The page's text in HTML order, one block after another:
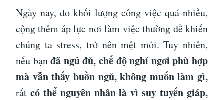
Ngày nay, do khối lượng công việc quá nhiều,
cộng thêm áp lực nơi làm việc thường dễ khiến
chúng ta stress, trở nên mệt mỏi. Tuy nhiên,
nếu bạnđã ngủ đủ, chế độ nghỉ ngơi phù hợp
mà vẫn thấy buồn ngủ, không muốn làm gì,
rất có thể nguyên nhân là vì suy tuyến giáp,